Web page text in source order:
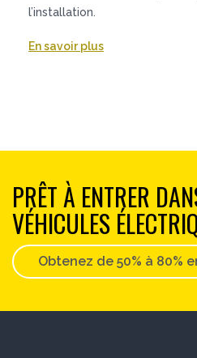
l’installation.
En savoir plus
PRÊT À ENTRER
VÉHICULES
Obtenez de 50% à 80%